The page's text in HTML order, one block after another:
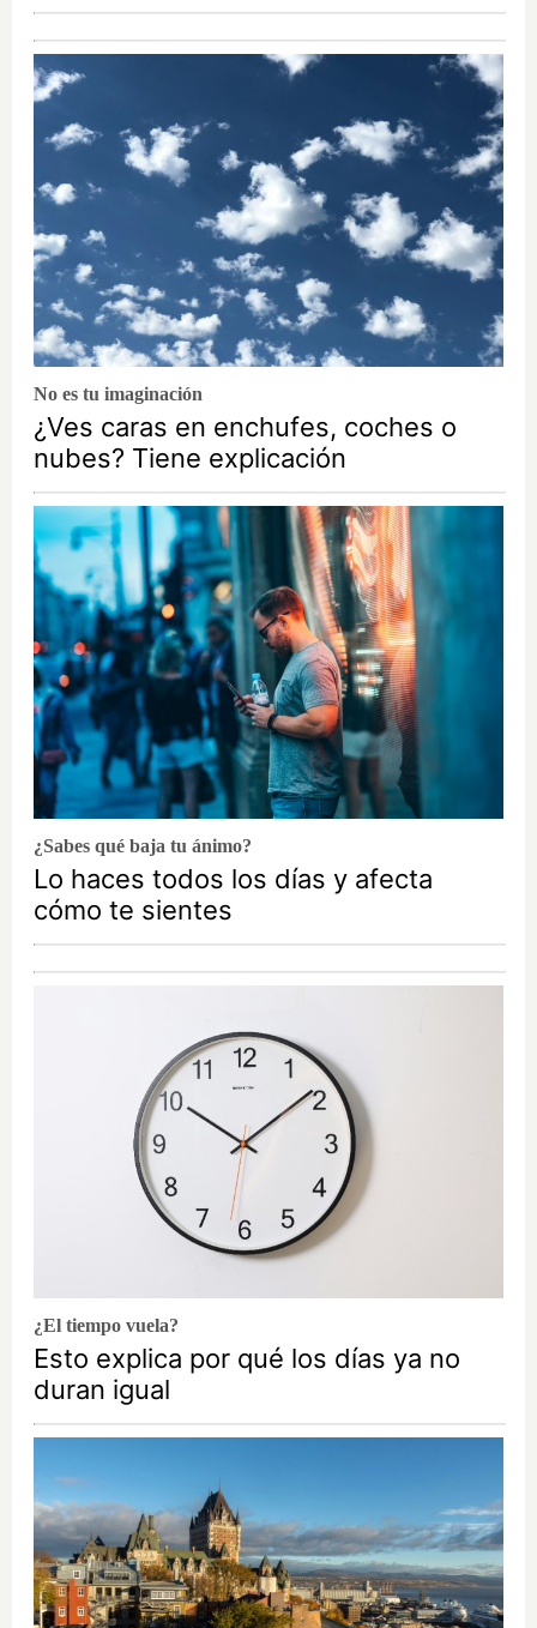
No es tu imaginación
¿Ves caras en enchufes, coches o
nubes? Tiene explicación
¿Sabes qué baja tu ánimo?
Lo haces todos los días y afecta
cómo te sientes
¿El tiempo vuela?
Esto explica por qué los días ya no
duran igual